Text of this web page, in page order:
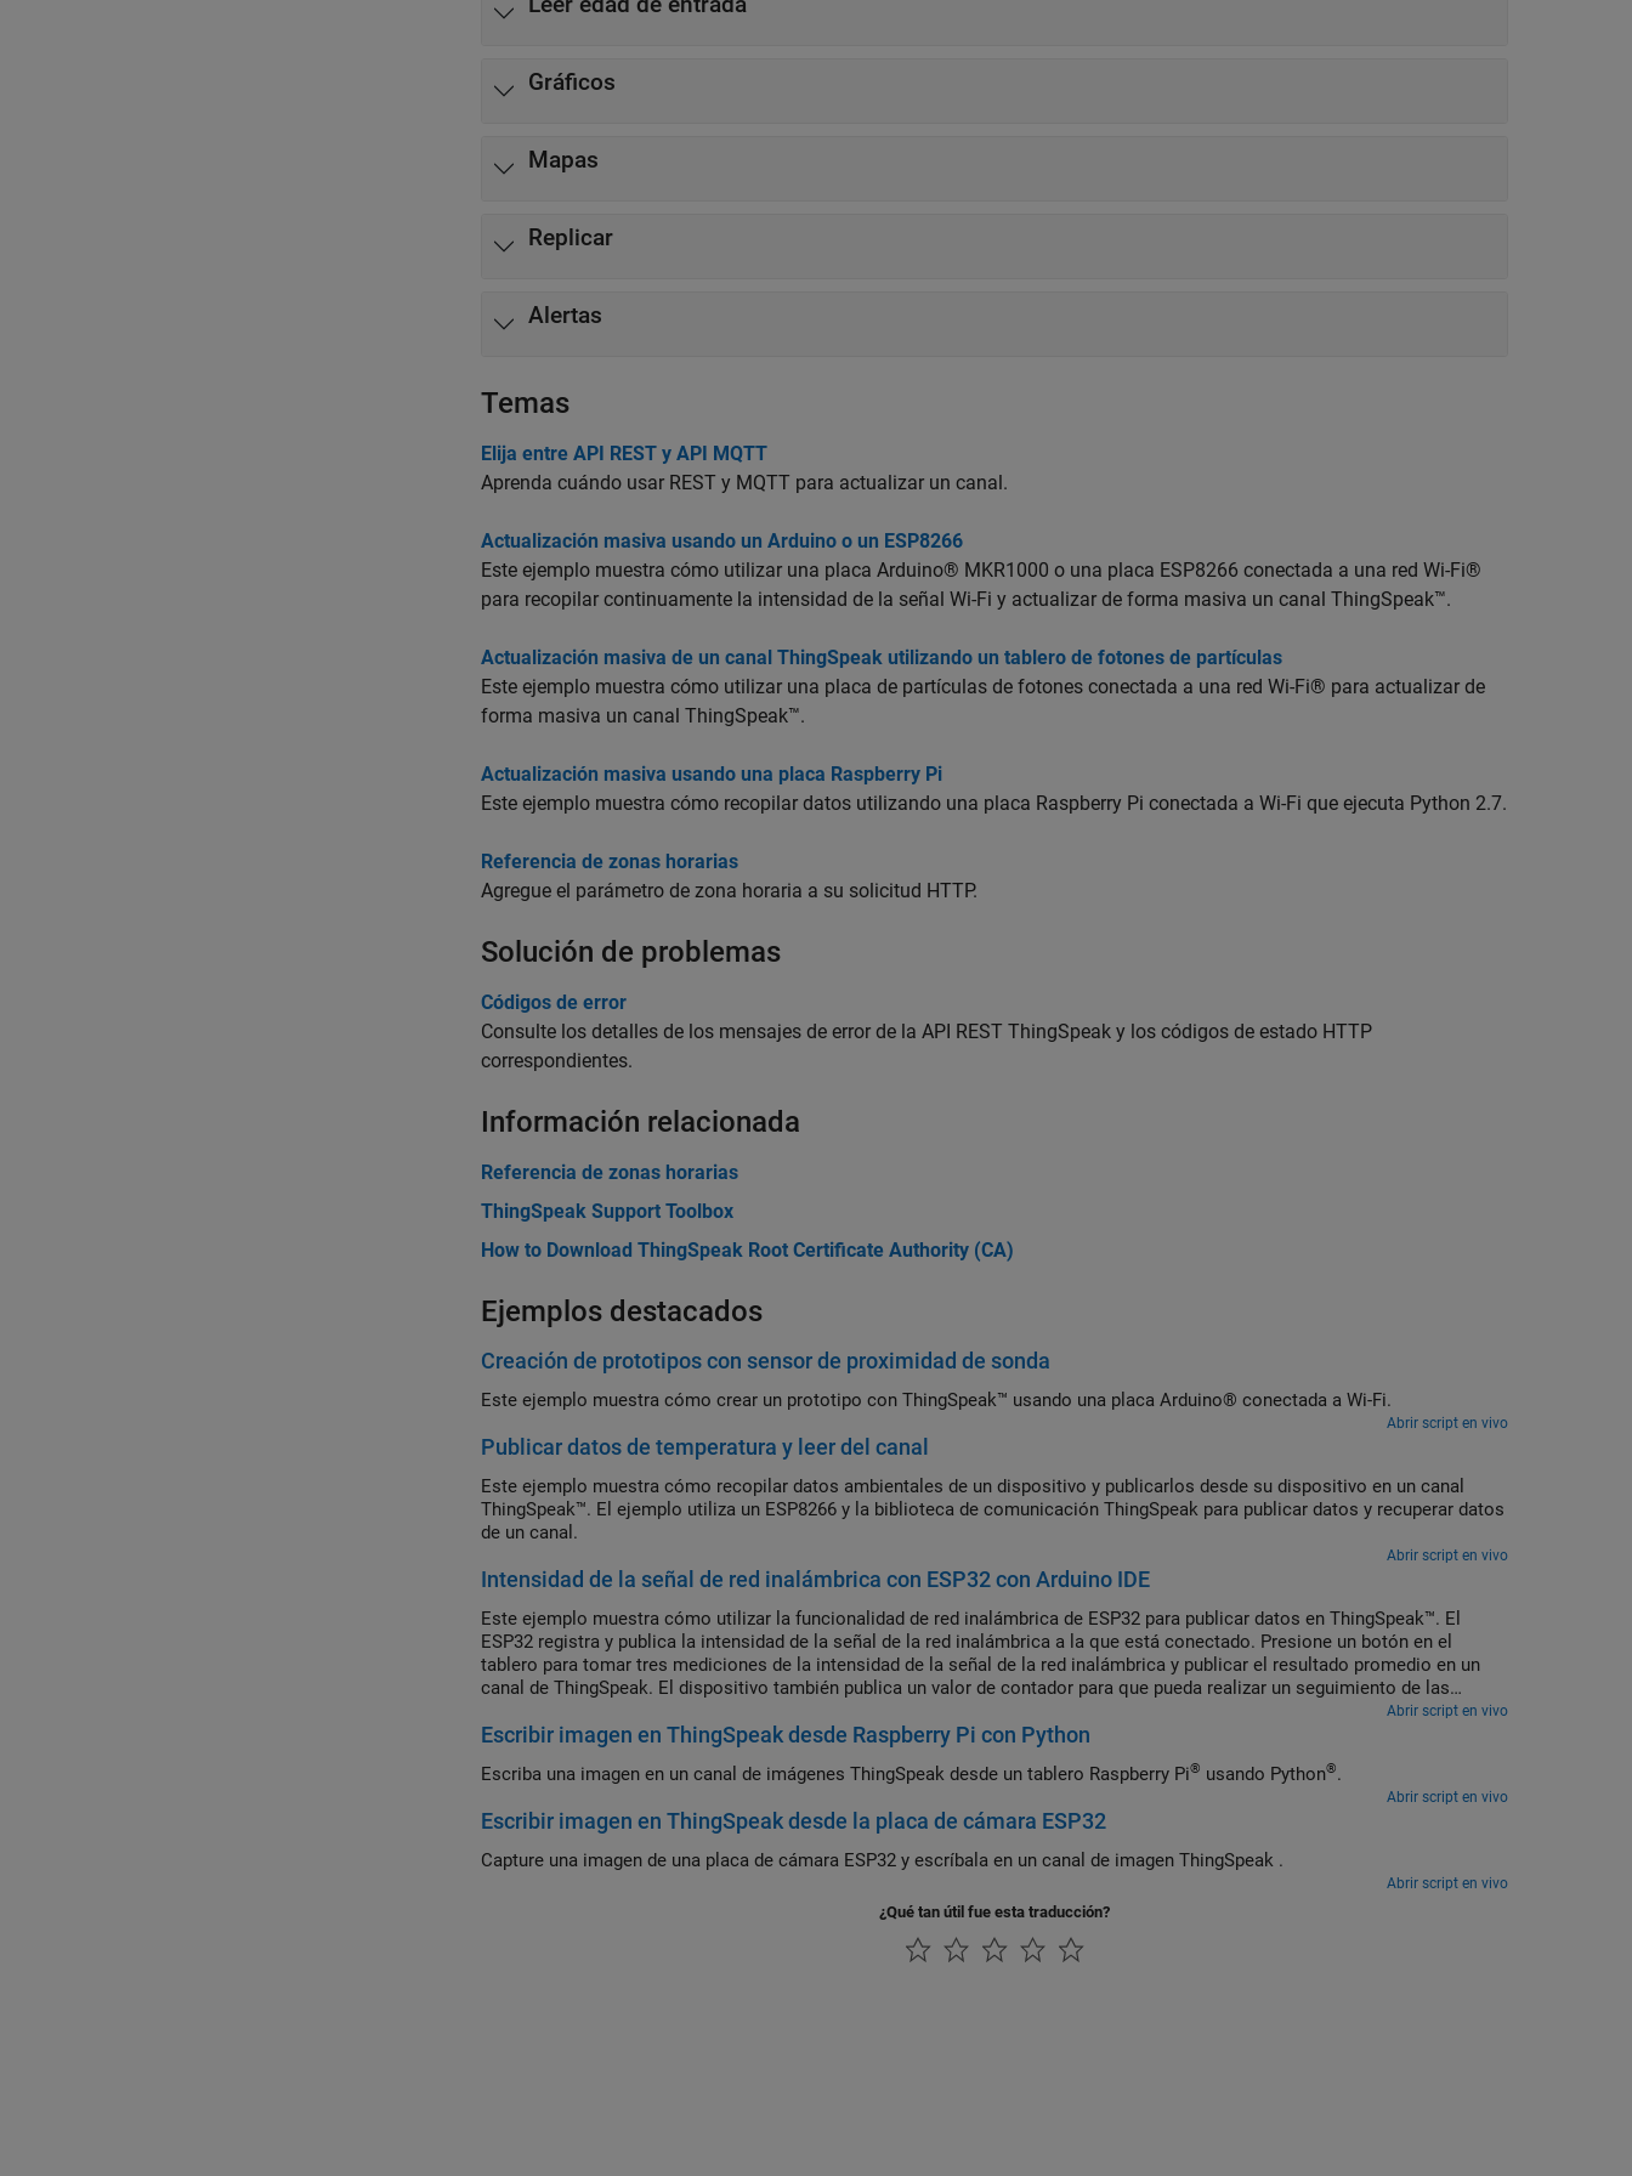
Gráficos
Mapas
Replicar
Alertas
Temas
Elija entre API REST y API MQTT
Aprenda cuándo usar REST y MQTT para actualizar un canal.
Actualización masiva usando un Arduino o un ESP8266
Este ejemplo muestra cómo utilizar una placa Arduino® MKR1000 o una placa ESP8266 conectada a una red Wi-Fi®
para recopilar continuamente la intensidad de la señal Wi-Fi y actualizar de forma masiva un canal ThingSpeak™.
Actualización masiva de un canal ThingSpeak utilizando un tablero de fotones de partículas
Este ejemplo muestra cómo utilizar una placa de partículas de fotones conectada a una red Wi-Fi® para actualizar de
forma masiva un canal ThingSpeak™.
Actualización masiva usando una placa Raspberry Pi
Este ejemplo muestra cómo recopilar datos utilizando una placa Raspberry Pi conectada a Wi-Fi que ejecuta Python 2.7.
Referencia de zonas horarias
Agregue el parámetro de zona horaria a su solicitud HTTP.
Solución de problemas
Códigos de error
Consulte los detalles de los mensajes de error de la API REST ThingSpeak y los códigos de estado HTTP
correspondientes.
Información relacionada
Referencia de zonas horarias
ThingSpeak Support Toolbox
How to Download ThingSpeak Root Certificate Authority (CA)
Ejemplos destacados
Creación de prototipos con sensor de proximidad de sonda
Este ejemplo muestra cómo crear un prototipo con ThingSpeak™ usando una placa Arduino® conectada a Wi-Fi.
Abrir script en vivo
Publicar datos de temperatura y leer del canal
Este ejemplo muestra cómo recopilar datos ambientales de un dispositivo y publicarlos desde su dispositivo en un canal
ThingSpeak™. El ejemplo utiliza un ESP8266 y la biblioteca de comunicación ThingSpeak para publicar datos y recuperar datos
de un canal.
Abrir script en vivo
Intensidad de la señal de red inalámbrica con ESP32 con Arduino IDE
Este ejemplo muestra cómo utilizar la funcionalidad de red inalámbrica de ESP32 para publicar datos en ThingSpeak™. El
ESP32 registra y publica la intensidad de la señal de la red inalámbrica a la que está conectado. Presione un botón en el
tablero para tomar tres mediciones de la intensidad de la señal de la red inalámbrica y publicar el resultado promedio en un
canal de ThingSpeak. El dispositivo también publica un valor de contador para que pueda realizar un seguimiento de las
Abrir script en vivo
Escribir imagen en ThingSpeak desde Raspberry Pi con Python
Escriba una imagen en un canal de imágenes ThingSpeak desde un tablero Raspberry Pi® usando Python®.
Abrir script en vivo
Escribir imagen en ThingSpeak desde la placa de cámara ESP32
Capture una imagen de una placa de cámara ESP32 y escríbala en un canal de imagen ThingSpeak .
Abrir script en vivo
¿Qué tan útil fue esta traducción?